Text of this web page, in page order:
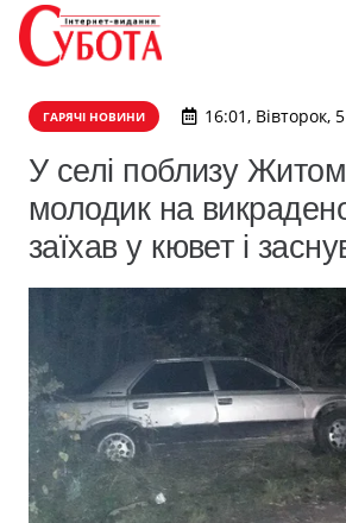
ГАРЯЧІ НОВИНИ 16:01, Вівторок,
​У селі поблизу
молодик на
заїхав у кювет і